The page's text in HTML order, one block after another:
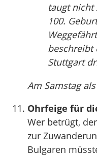
taugt nicht
100.
beschreibt
Stuttgart
Am Samstag
Ohrfeige für
Wer betrügt,
zur
Bulgaren